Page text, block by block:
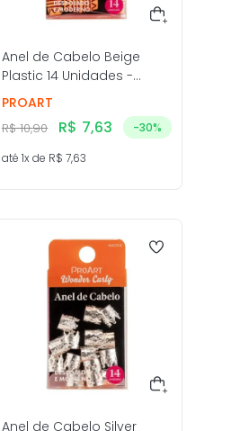
Anel de Cabelo Beige
Plastic 14 Unidades -
ProArt
PROART
R$ 10,90 R$ 7,63 -30%
até 1x de R$ 7,63
Anel de Cabelo Silver